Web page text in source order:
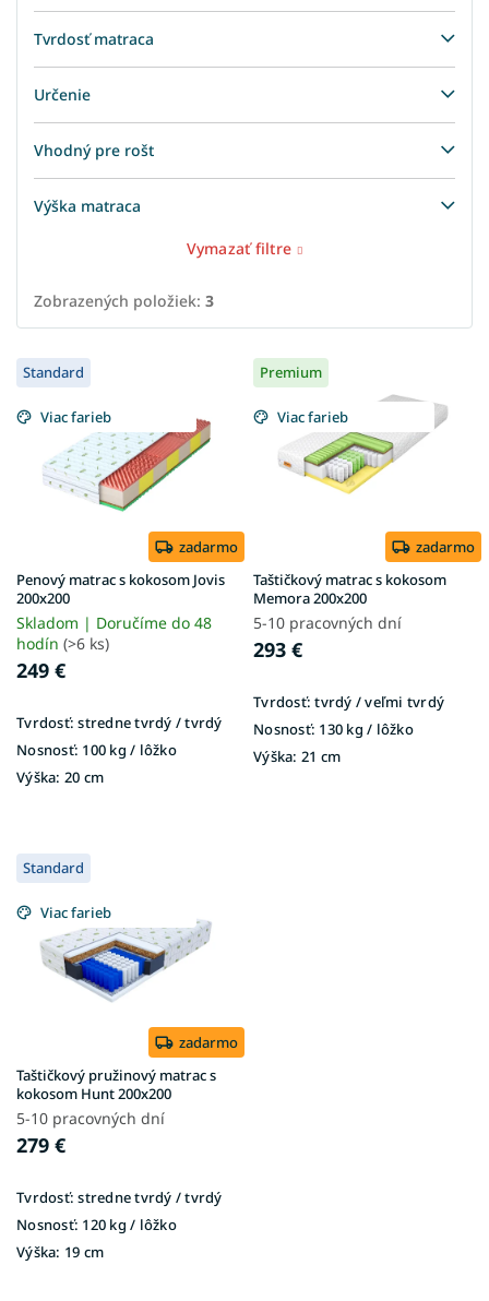
Tvrdosť matraca
Určenie
Vhodný pre rošt
Výška matraca
Vymazať filtre
Zobrazených položiek: 3
V
ý
p
i
u
k
t
o
v
Standard
Viac farieb
zadarmo
Penový matrac s kokosom Jovis
200x200
Skladom | Doručíme do 48
hodín (>6 ks)
249 €
Tvrdosť: stredne tvrdý / tvrdý
Nosnosť: 100 kg / lôžko
Výška: 20 cm
Premium
Viac farieb
zadarmo
Taštičkový matrac s kokosom
Memora 200x200
5-10 pracovných dní
293 €
Tvrdosť: tvrdý / veľmi tvrdý
Nosnosť: 130 kg / lôžko
Výška: 21 cm
Standard
Viac farieb
zadarmo
Taštičkový pružinový matrac s
kokosom Hunt 200x200
5-10 pracovných dní
279 €
Tvrdosť: stredne tvrdý / tvrdý
Nosnosť: 120 kg / lôžko
Výška: 19 cm